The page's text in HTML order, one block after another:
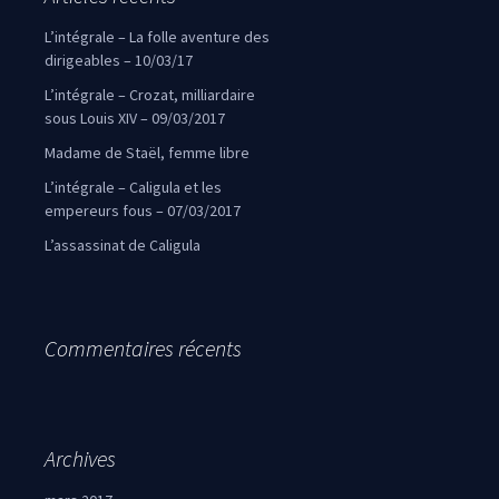
L’intégrale – La folle aventure des
dirigeables – 10/03/17
L’intégrale – Crozat, milliardaire
sous Louis XIV – 09/03/2017
Madame de Staël, femme libre
L’intégrale – Caligula et les
empereurs fous – 07/03/2017
L’assassinat de Caligula
Commentaires récents
Archives